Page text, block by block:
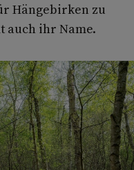
Hängebirken zu
auch ihr Name.